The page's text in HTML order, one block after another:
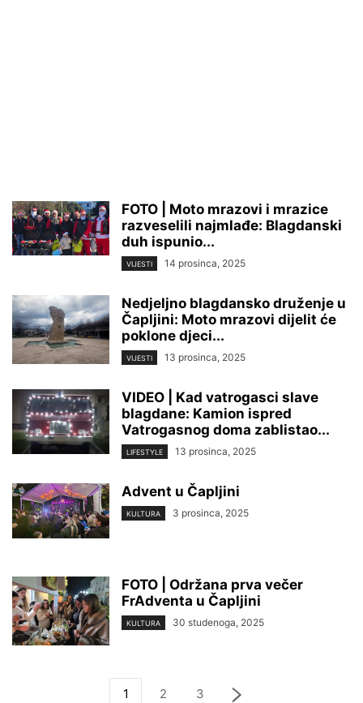
FOTO | Moto mrazovi i mrazice
razveselili najmlađe: Blagdanski
duh ispunio...
VIJESTI 14 prosinca, 2025
Nedjeljno blagdansko druženje u
Čapljini: Moto mrazovi dijelit će
poklone djeci...
VIJESTI 13 prosinca, 2025
VIDEO | Kad vatrogasci slave
blagdane: Kamion ispred
Vatrogasnog doma zablistao...
LIFESTYLE 13 prosinca, 2025
Advent u Čapljini
KULTURA 3 prosinca, 2025
FOTO | Održana prva večer
FrAdventa u Čapljini
KULTURA 30 studenoga, 2025
1 2 3